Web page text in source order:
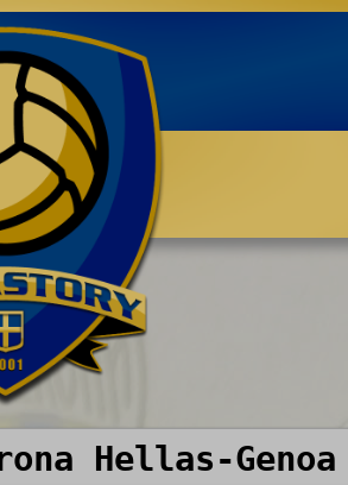
Hellas-